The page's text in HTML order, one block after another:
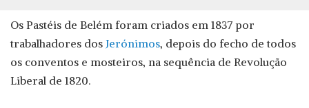
Os Pastéis de Belém foram criados em 1837 por
trabalhadores dos Jerónimos, depois do fecho de todos
os conventos e mosteiros, na sequência de Revolução
Liberal de 1820.